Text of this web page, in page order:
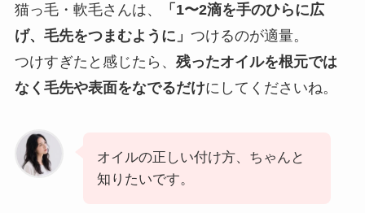
猫っ毛・軟毛さんは、
「1〜2滴を手のひらに広
げ、毛先をつまむように」 つけるのが適量。
つけすぎたと感じたら、 残ったオイルを根元では
なく毛先や表面をなでるだけにしてくださいね。
オイルの正しい付け方、ちゃんと
知りたいです。